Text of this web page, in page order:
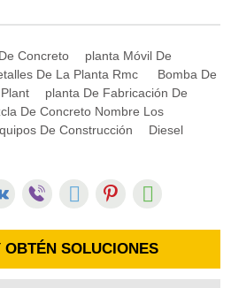
Concreto
Planta Móvil De
De La Planta Rmc
Bomba De
Planta De Fabricación De
De Concreto Nombre Los
De Construcción
Diesel
OBTÉN SOLUCIONES